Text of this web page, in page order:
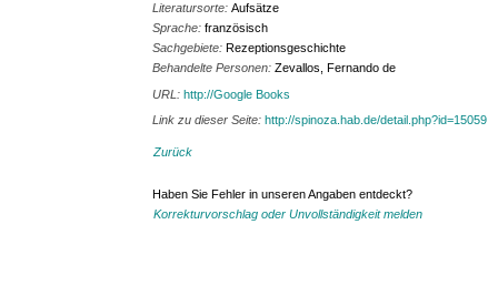
Literatursorte:Aufsätze
Sprache:französisch
Sachgebiete:Rezeptionsgeschichte
Behandelte Personen:Zevallos, Fernando de
URL:http://Google Books
Link zu dieser Seite:http://spinoza.hab.de/detail.php?id=15059
Zurück
Haben Sie Fehler in unseren Angaben entdeckt?
Korrekturvorschlag oder Unvollständigkeit melden